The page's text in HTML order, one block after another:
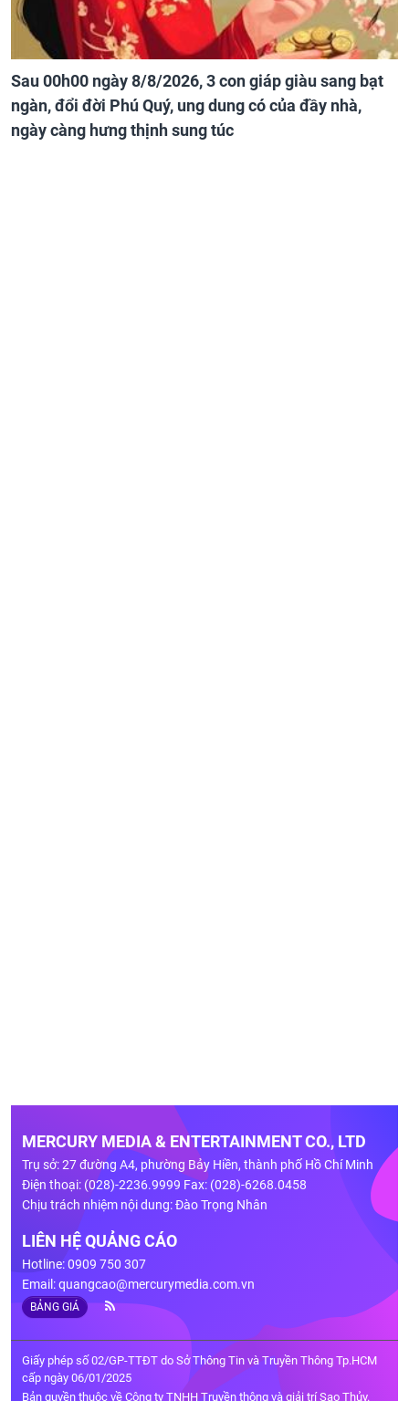
Sau 00h00 ngày 8/8/2026, 3 con giáp giàu sang bạt
ngàn, đổi đời Phú Quý, ung dung có của đầy nhà,
ngày càng hưng thịnh sung túc
MERCURY MEDIA & ENTERTAINMENT CO., LTD
Trụ sở: 27 đường A4, phường Bảy Hiền, thành phố Hồ Chí Minh
Điện thoại: (028)-2236.9999 Fax: (028)-6268.0458
Chịu trách nhiệm nội dung: Đào Trọng Nhân
LIÊN HỆ QUẢNG CÁO
Hotline: 0909 750 307
Email:quangcao@mercurymedia.com.vn
BẢNG GIÁ
Giấy phép số 02/GP-TTĐT do Sở Thông Tin và Truyền Thông Tp.HCM
cấp ngày 06/01/2025
Bản quyền thuộc về Công ty TNHH Truyền thông và giải trí Sao Thủy.